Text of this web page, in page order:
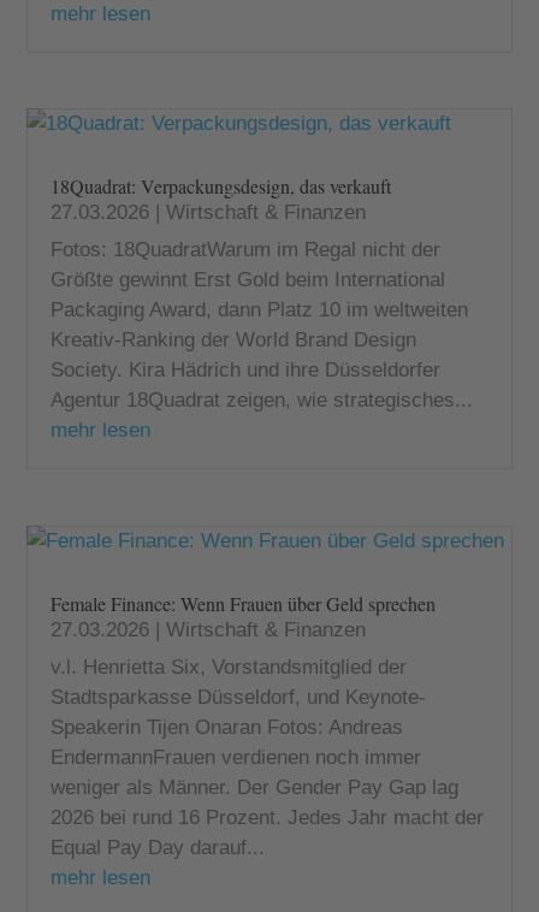
mehr lesen
18Quadrat: Verpackungsdesign, das verkauft
27.03.2026 |Wirtschaft & Finanzen
Fotos: 18QuadratWarum im Regal nicht der
Größte gewinnt Erst Gold beim International
Packaging Award, dann Platz 10 im weltweiten
Kreativ-Ranking der World Brand Design
Society. Kira Hädrich und ihre Düsseldorfer
Agentur 18Quadrat zeigen, wie strategisches...
mehr lesen
Female Finance: Wenn Frauen über Geld sprechen
27.03.2026 |Wirtschaft & Finanzen
v.l. Henrietta Six, Vorstandsmitglied der
Stadtsparkasse Düsseldorf, und Keynote-
Speakerin Tijen Onaran Fotos: Andreas
EndermannFrauen verdienen noch immer
weniger als Männer. Der Gender Pay Gap lag
2026 bei rund 16 Prozent. Jedes Jahr macht der
Equal Pay Day darauf...
mehr lesen